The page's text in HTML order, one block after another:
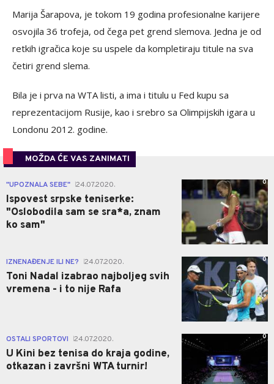
Marija Šarapova, je tokom 19 godina profesionalne karijere
osvojila 36 trofeja, od čega pet grend slemova. Jedna je od
retkih igračica koje su uspele da kompletiraju titule na sva
četiri grend slema.
Bila je i prva na WTA listi, a ima i titulu u Fed kupu sa
reprezentacijom Rusije, kao i srebro sa Olimpijskih igara u
Londonu 2012. godine.
MOŽDA ĆE VAS ZANIMATI
"UPOZNALA SEBE" 24.07.2020.
Ispovest srpske teniserke:
"Oslobodila sam se sra*a, znam
ko sam"
0
IZNENAĐENJE ILI NE? 24.07.2020.
Toni Nadal izabrao najboljeg svih
vremena - i to nije Rafa
0
OSTALI SPORTOVI 24.07.2020.
U Kini bez tenisa do kraja godine,
otkazan i završni WTA turnir!
0